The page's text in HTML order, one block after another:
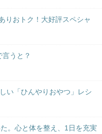
りおトク！大好評スペシャ
言うと？
い「ひんやりおやつ」レシ
。心と体を整え、1日を充実